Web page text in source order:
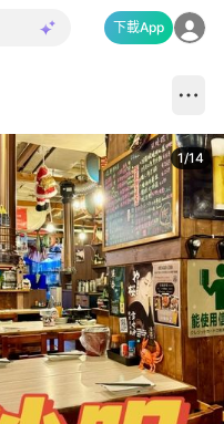
下載App
1/14